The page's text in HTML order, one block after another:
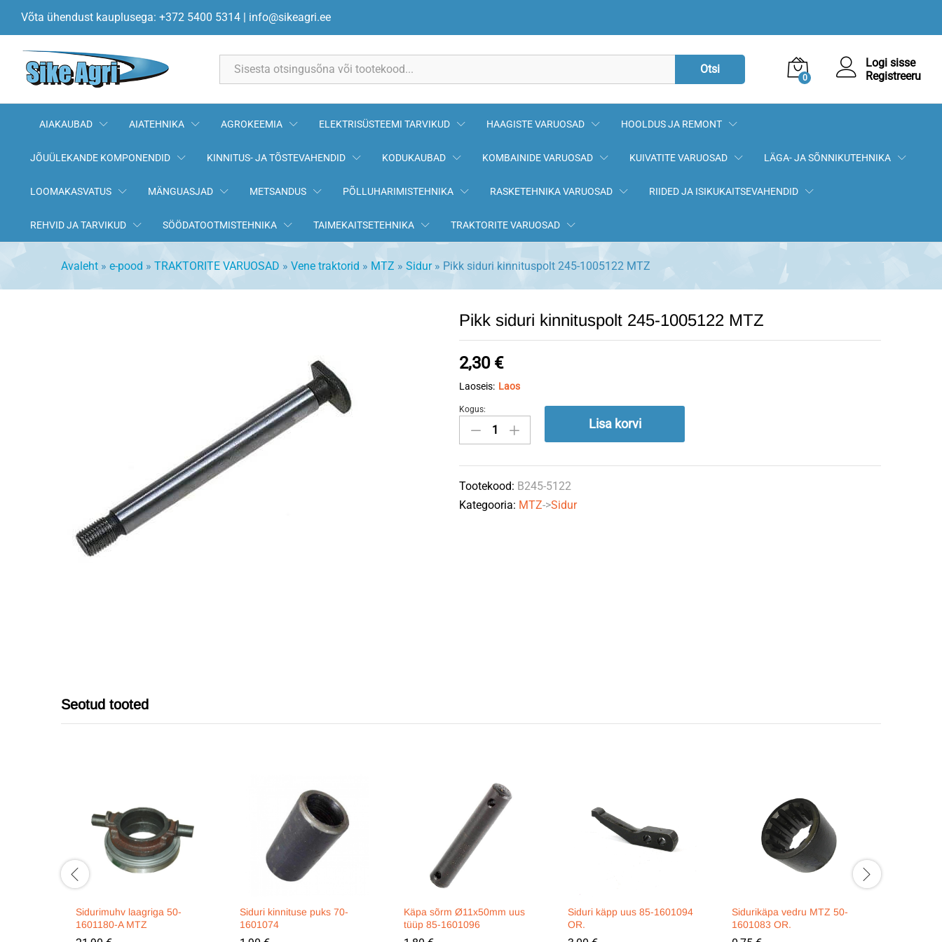
Võta ühendust kauplusega: +372 5400 5314 | info@sikeagri.ee
Otsi
0
Logi sisse
Registreeru
AIAKAUBAD AIATEHNIKA AGROKEEMIA ELEKTRISÜSTEEMI TARVIKUD HAAGISTE VARUOSAD HOOLDUS JA REMONT
JÕUÜLEKANDE KOMPONENDID KINNITUS- JA TÕSTEVAHENDID KODUKAUBAD KOMBAINIDE VARUOSAD KUIVATITE VARUOSAD LÄGA- JA SÕNNIKUTEHNIKA
LOOMAKASVATUS MÄNGUASJAD METSANDUS PÕLLUHARIMISTEHNIKA RASKETEHNIKA VARUOSAD RIIDED JA ISIKUKAITSEVAHENDID
REHVID JA TARVIKUD SÖÖDATOOTMISTEHNIKA TAIMEKAITSETEHNIKA TRAKTORITE VARUOSAD
Avaleht » e-pood » TRAKTORITE VARUOSAD » Vene traktorid » MTZ » Sidur» Pikk siduri kinnituspolt 245-1005122 MTZ
Pikk siduri kinnituspolt 245-1005122 MTZ
2,30 €
Laoseis: Laos
Pikk
siduri
245-
1005122
MTZ
Kogus:
Lisa korvi
Tootekood: B245-5122
Kategooria: MTZ->Sidur
Seotud tooted
Sidurimuhv laagriga 50-
1601180-A MTZ
Siduri kinnituse puks 70-
1601074
Käpa sõrm Ø11x50mm uus
tüüp 85-1601096
Siduri käpp uus 85-1601094
OR.
Sidurikäpa vedru MTZ 50-
1601083 OR.
Pikk siduri kinnituspolt 245-1005122 MTZ